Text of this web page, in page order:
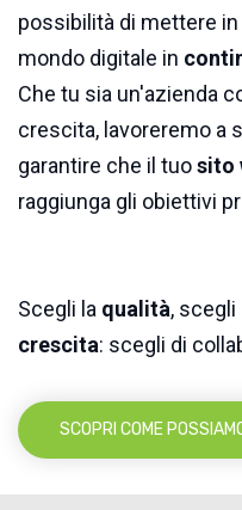
possibilità di mettere
mondo digitale in
Che tu sia un'azienda
crescita, lavoreremo a
garantire che il tuosito
raggiunga gli obiettivi
Scegli la qualità, scegli
crescita: scegli di
SCOPRI COME